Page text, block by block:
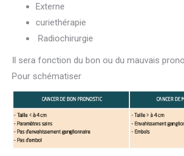
Externe
curiethérapie
Radiochirurgie
Il sera fonction du bon ou du mauvais
Pour schématiser